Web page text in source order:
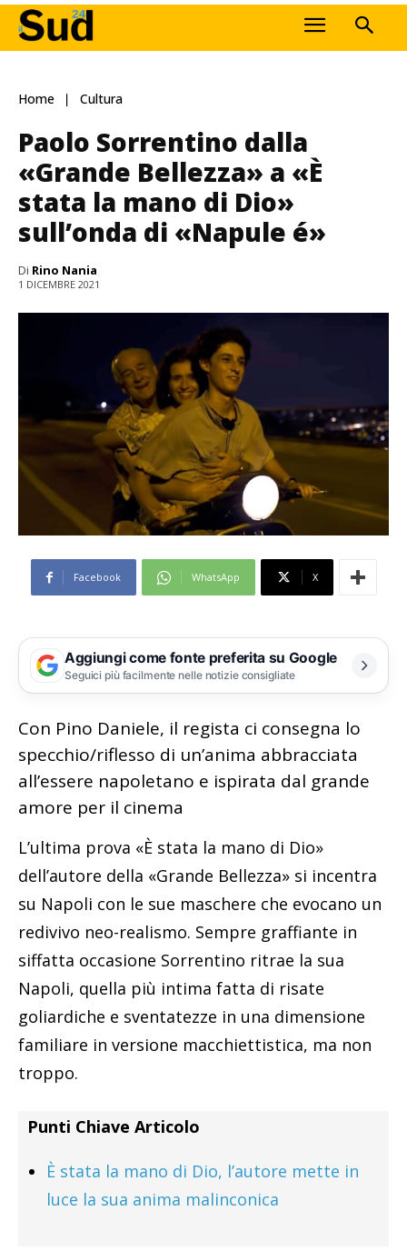
Home Cultura
Paolo Sorrentino dalla
«Grande Bellezza» a «È
stata la mano di Dio»
sull’onda di «Napule é»
Di Rino Nania
1 DICEMBRE 2021
Facebook WhatsApp X
Aggiungi come fonte preferita su Google
Seguici più facilmente nelle notizie consigliate
Con Pino Daniele, il regista ci consegna lo
specchio/riflesso di un’anima abbracciata
all’essere napoletano e ispirata dal grande
amore per il cinema
L’ultima prova «È stata la mano di Dio»
dell’autore della «Grande Bellezza» si incentra
su Napoli con le sue maschere che evocano un
redivivo neo-realismo. Sempre graffiante in
siffatta occasione Sorrentino ritrae la sua
Napoli, quella più intima fatta di risate
goliardiche e sventatezze in una dimensione
familiare in versione macchiettistica, ma non
troppo.
Punti Chiave Articolo
È stata la mano di Dio, l’autore mette in
luce la sua anima malinconica